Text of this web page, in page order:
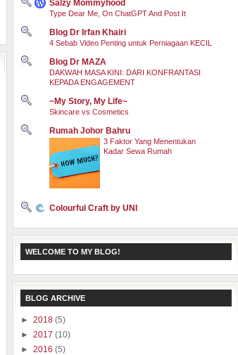
Salzy Mommyhood
Type Dear Me, On ChatGPT And Post It
Blog Dr Irfan Khairi
4 Sebab Video Penting untuk Perniagaan KECIL
Blog Dr MAZA
DAKWAH MASA KINI: DARI KONFRANTASI
KEPADA ENGAGEMENT
~My Story, My Life~
Skincare vs Cosmetics
Rumah Johor Bahru
3 Faktor Yang Menentukan
Kadar Sewa Rumah
Colourful Craft by UNI
WELCOME TO MY BLOG!
BLOG ARCHIVE
► 2018 (5)
► 2017 (10)
► 2016 (5)